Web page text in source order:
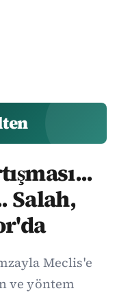
Salah,
Meclis'e
ve yöntem